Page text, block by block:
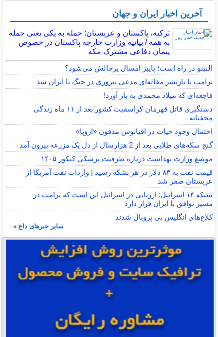
آخرین اخبار ایران و جهان
ترکیه، پاکستان و عربستان: حمله به یکی یعنی حمله
به همه / بیانیه وزارت خارجه پاکستان در خصوص
پیمان دفاعی مشترک مکه
النینو در راه است؛ پاییز امسال پرچالش می‌شود؟
ترامپ با بازنشر مقاله‌ای مدعی پیروزی در جنگ با ایران شد
فاجعه‌ای که میلاد محمدی به بار آورد!
دستگیری قاتل قهرمان کراسفیت کشور بعد از ۱۱ ماه زندگی
مخفیانه
احتمال وجود حیات در اقیانوس مدفون «اروپا»
گنج سکه‌های طلایی بعد از 2 هزارسال از دل یک مزرعه بیرون آمد
موضع وزارت بهداشت درباره ظرفیت پزشکی کنکور ۱۴۰۵
قیمت نفت به ۸۳ دلار در هر بشکه رسید | واردات نفت آمریکا از
عربستان صفر شد
شبکه ۱۴ اسرائیل: ارزیابی در اسرائیل این است که ترامپ در
مسیر توافق با ایران قرار دارد
کلاغ‌های انگلیس بی پروبال شدند
سایر خبرهای داغ »